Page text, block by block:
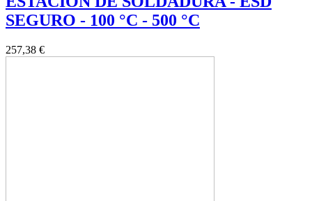
SEGURO - 100 °C - 500 °C
257,38 €